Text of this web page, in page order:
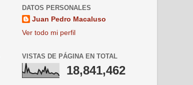
DATOS PERSONALES
Juan Pedro Macaluso
Ver todo mi perfil
VISTAS DE PÁGINA EN TOTAL
18,841,462